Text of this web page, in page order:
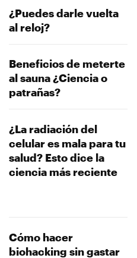
¿Puedes darle vuelta
al reloj?
Beneficios de meterte
al sauna ¿Ciencia o
patrañas?
¿La radiación del
celular es mala para tu
salud? Esto dice la
ciencia más reciente
Cómo hacer
biohacking sin gastar